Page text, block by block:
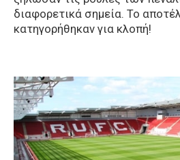
διαφορετικά σημεία. Το
κατηγορήθηκαν για κλοπή!